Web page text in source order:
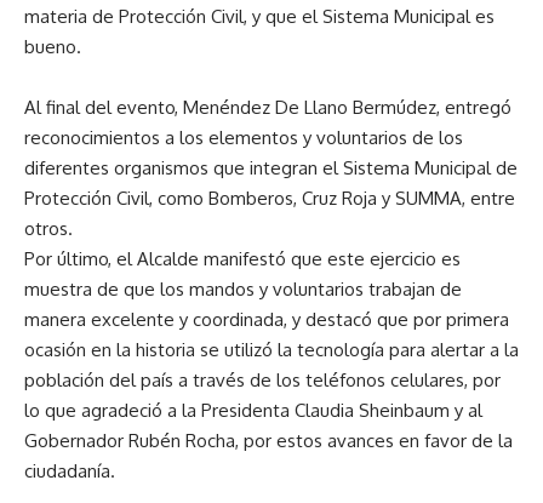
materia de Protección Civil, y que el Sistema Municipal es
bueno.
Al final del evento, Menéndez De Llano Bermúdez, entregó
reconocimientos a los elementos y voluntarios de los
diferentes organismos que integran el Sistema Municipal de
Protección Civil, como Bomberos, Cruz Roja y SUMMA, entre
otros.
Por último, el Alcalde manifestó que este ejercicio es
muestra de que los mandos y voluntarios trabajan de
manera excelente y coordinada, y destacó que por primera
ocasión en la historia se utilizó la tecnología para alertar a la
población del país a través de los teléfonos celulares, por
lo que agradeció a la Presidenta Claudia Sheinbaum y al
Gobernador Rubén Rocha, por estos avances en favor de la
ciudadanía.